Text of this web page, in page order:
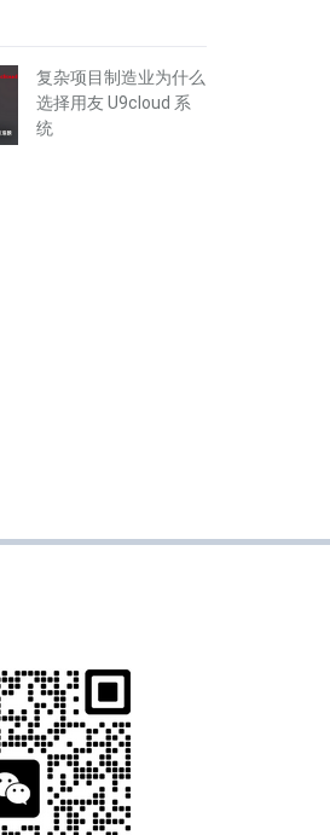
复杂项目制造业为什么
选择用友 U9cloud 系
统